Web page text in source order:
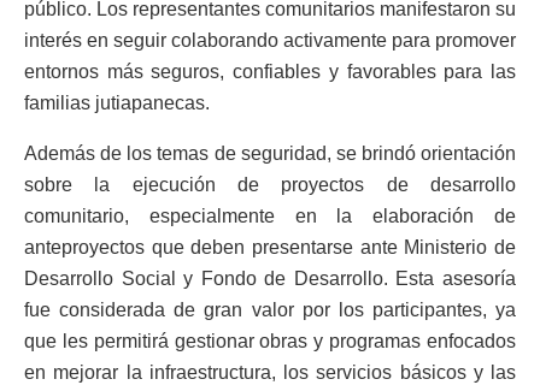
público. Los representantes comunitarios manifestaron su
interés en seguir colaborando activamente para promover
entornos más seguros, confiables y favorables para las
familias jutiapanecas.
Además de los temas de seguridad, se brindó orientación
sobre la ejecución de proyectos de desarrollo
comunitario, especialmente en la elaboración de
anteproyectos que deben presentarse ante Ministerio de
Desarrollo Social y Fondo de Desarrollo. Esta asesoría
fue considerada de gran valor por los participantes, ya
que les permitirá gestionar obras y programas enfocados
en mejorar la infraestructura, los servicios básicos y las